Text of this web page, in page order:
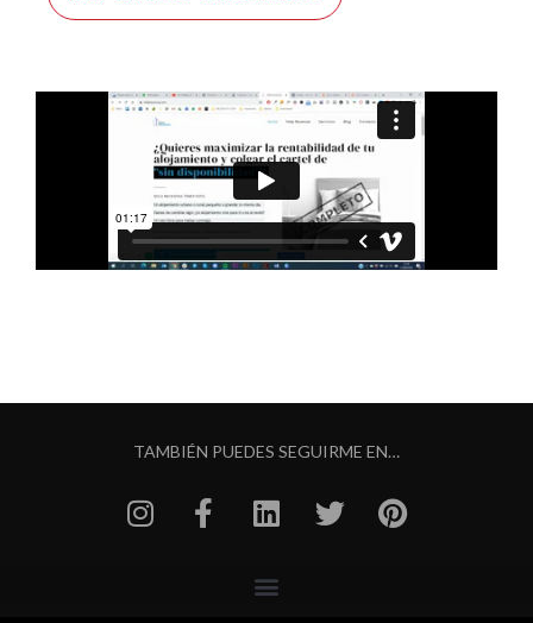
TAMBIÉN PUEDES SEGUIRME EN…